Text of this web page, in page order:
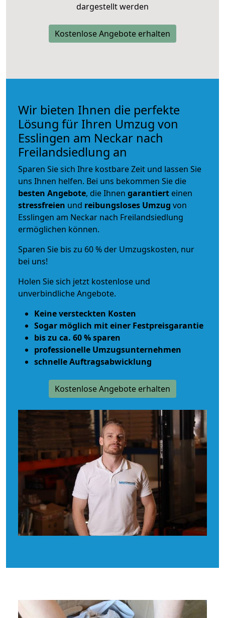
dargestellt werden
Kostenlose Angebote erhalten
Wir bieten Ihnen die perfekte
Lösung für Ihren Umzug von
Esslingen am Neckar nach
Freilandsiedlung an
Sparen Sie sich Ihre kostbare Zeit und lassen Sie
uns Ihnen helfen. Bei uns bekommen Sie die
besten Angebote, die Ihnen garantiert einen
stressfreien und reibungsloses Umzug von
Esslingen am Neckar nach Freilandsiedlung
ermöglichen können.
Sparen Sie bis zu 60 % der Umzugskosten, nur
bei uns!
Holen Sie sich jetzt kostenlose und
unverbindliche Angebote.
Keine versteckten Kosten
Sogar möglich mit einer Festpreisgarantie
bis zu ca. 60 % sparen
professionelle Umzugsunternehmen
schnelle Auftragsabwicklung
Kostenlose Angebote erhalten